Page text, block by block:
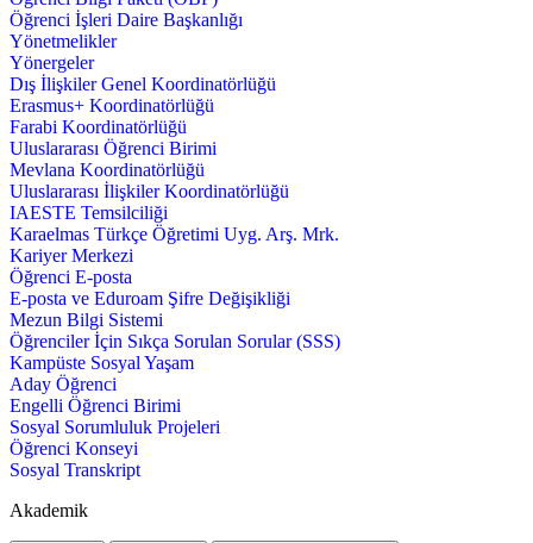
Öğrenci İşleri Daire Başkanlığı
Yönetmelikler
Yönergeler
Dış İlişkiler Genel Koordinatörlüğü
Erasmus+ Koordinatörlüğü
Farabi Koordinatörlüğü
Uluslararası Öğrenci Birimi
Mevlana Koordinatörlüğü
Uluslararası İlişkiler Koordinatörlüğü
IAESTE Temsilciliği
Karaelmas Türkçe Öğretimi Uyg. Arş. Mrk.
Kariyer Merkezi
Öğrenci E-posta
E-posta ve Eduroam Şifre Değişikliği
Mezun Bilgi Sistemi
Öğrenciler İçin Sıkça Sorulan Sorular (SSS)
Kampüste Sosyal Yaşam
Aday Öğrenci
Engelli Öğrenci Birimi
Sosyal Sorumluluk Projeleri
Öğrenci Konseyi
Sosyal Transkript
Akademik